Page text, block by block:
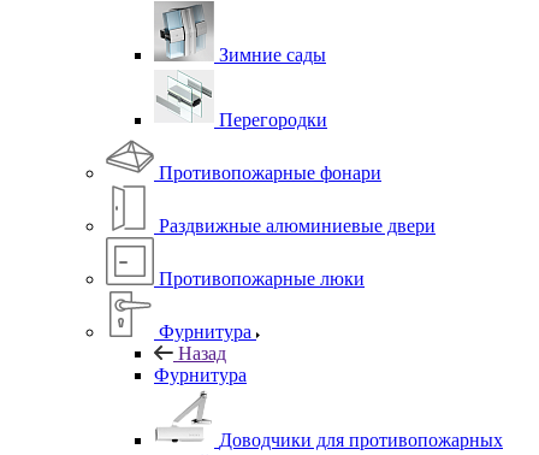
Зимние сады
Перегородки
Противопожарные фонари
Раздвижные алюминиевые двери
Противопожарные люки
Фурнитура
Назад
Фурнитура
Доводчики для противопожарных